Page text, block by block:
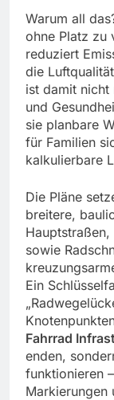
Warum all
ohne Platz zu
reduziert
die
ist damit nicht
und
sie planbare
für Familien
kalkulierbare
Die Pläne
breitere,
sowie
Ein
Fahrrad
enden,
funktionieren
Markierungen